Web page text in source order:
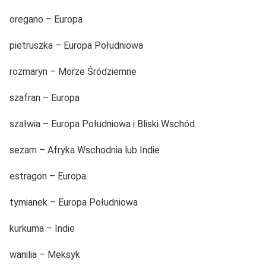
oregano – Europa
pietruszka – Europa Południowa
rozmaryn – Morze Śródziemne
szafran – Europa
szałwia – Europa Południowa i Bliski Wschód
sezam – Afryka Wschodnia lub Indie
estragon – Europa
tymianek – Europa Południowa
kurkuma – Indie
wanilia – Meksyk